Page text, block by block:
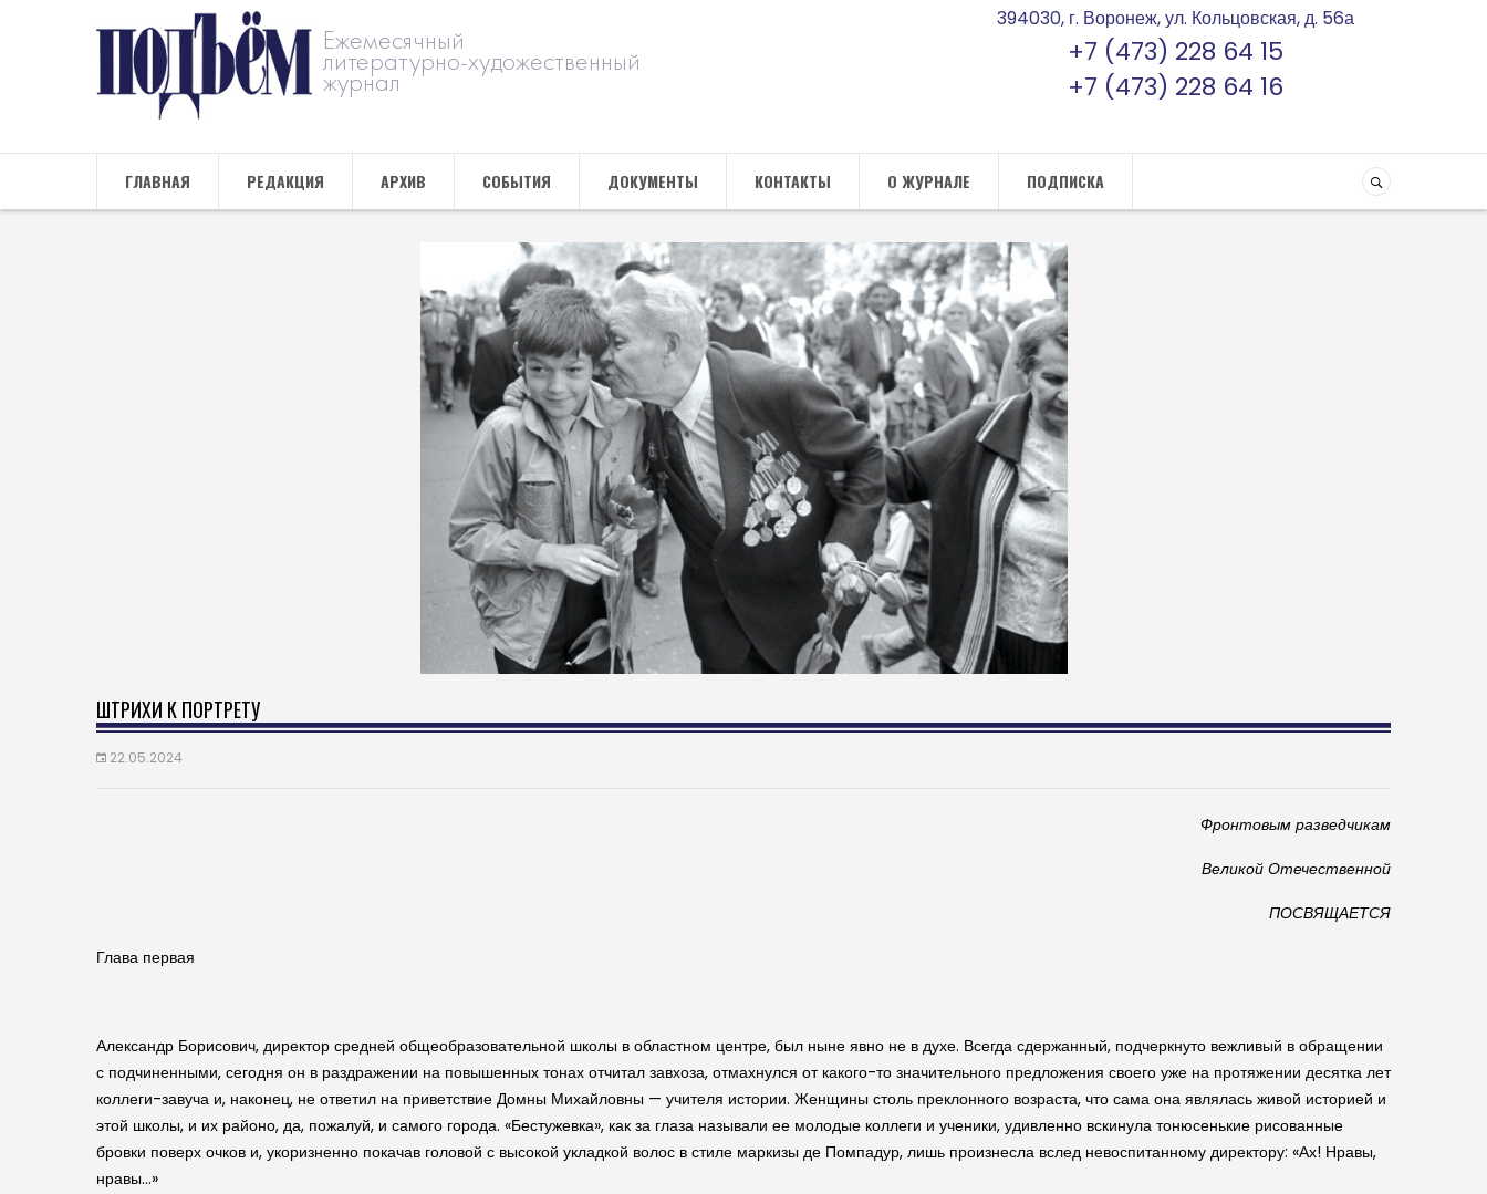
Ежемесячный
литературно-художественный
журнал
394030, г. Воронеж, ул. Кольцовская, д. 56а
+7 (473) 228 64 15
+7 (473) 228 64 16
ГЛАВНАЯ РЕДАКЦИЯ АРХИВ СОБЫТИЯ ДОКУМЕНТЫ КОНТАКТЫ О ЖУРНАЛЕ ПОДПИСКА
ШТРИХИ К ПОРТРЕТУ
22.05.2024
Фронтовым разведчикам
Великой Отечественной
ПОСВЯЩАЕТСЯ
Глава первая
Александр Борисович, директор средней общеобразовательной шко­лы в областном центре, был ныне явно не в духе. Всегда сдержанный, подчеркнуто вежливый в обращении
с подчиненными, сегодня он в раздражении на повышенных тонах отчитал завхоза, отмахнулся от какого-то значительного предложения своего уже на протяжении десятка лет
коллеги-завуча и, наконец, не ответил на приветствие Домны Михайловны — учителя истории. Женщины столь преклонного возраста, что сама она являлась живой историей и
этой школы, и их районо, да, пожалуй, и самого города. «Бестужевка», как за глаза называли ее молодые коллеги и ученики, удивленно вскинула тонюсенькие рисованные
бровки поверх очков и, укоризненно покачав головой с высокой укладкой волос в стиле маркизы де Помпадур, лишь произнесла вслед невоспитанному директору: «Ах! Нравы,
нравы…»